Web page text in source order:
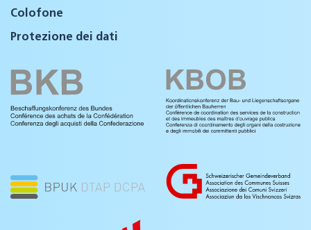
Colofone
Protezione dei dati